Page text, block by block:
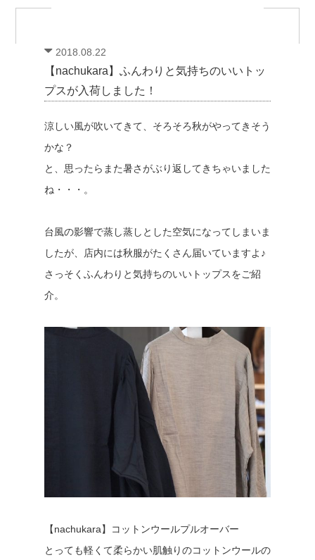
2018.08.22
【nachukara】ふんわりと気持ちのいいトッ
プスが入荷しました！
涼しい風が吹いてきて、そろそろ秋がやってきそう
かな？
と、思ったらまた暑さがぶり返してきちゃいました
ね・・・。
台風の影響で蒸し蒸しとした空気になってしまいま
したが、店内には秋服がたくさん届いていますよ♪
さっそくふんわりと気持ちのいいトップスをご紹
介。
【nachukara】コットンウールプルオーバー
とっても軽くて柔らかい肌触りのコットンウールの